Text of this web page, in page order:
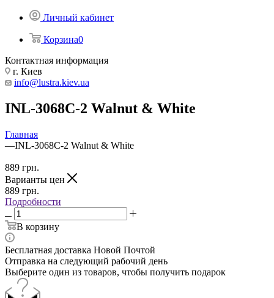
Личный кабинет
Корзина0
Контактная информация
г. Киев
info@lustra.kiev.ua
INL-3068C-2 Walnut & White
Главная
—INL-3068C-2 Walnut & White
889 грн.
Варианты цен
889 грн.
Подробности
В корзину
Бесплатная доставка Новой Почтой
Отправка на следующий рабочий день
Выберите один из товаров, чтобы получить подарок